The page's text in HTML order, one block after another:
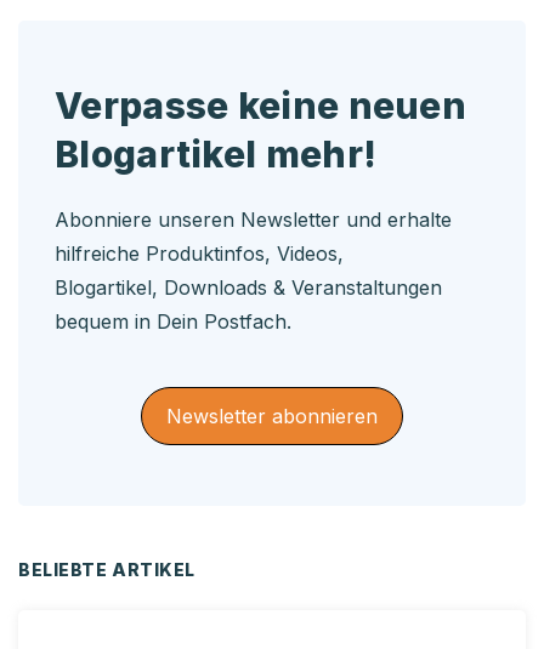
Verpasse keine neuen
Blogartikel mehr!
Abonniere unseren Newsletter und erhalte
hilfreiche Produktinfos, Videos,
Blogartikel, Downloads & Veranstaltungen
bequem in Dein Postfach.
Newsletter abonnieren
BELIEBTE ARTIKEL